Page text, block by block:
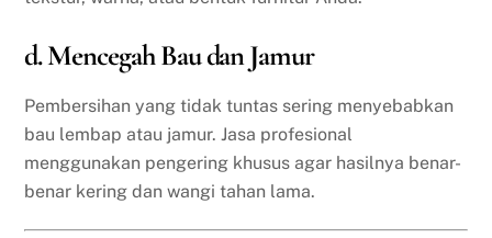
d. Mencegah Bau dan Jamur
Pembersihan yang tidak tuntas sering menyebabkan
bau lembap atau jamur. Jasa profesional
menggunakan pengering khusus agar hasilnya benar-
benar kering dan wangi tahan lama.